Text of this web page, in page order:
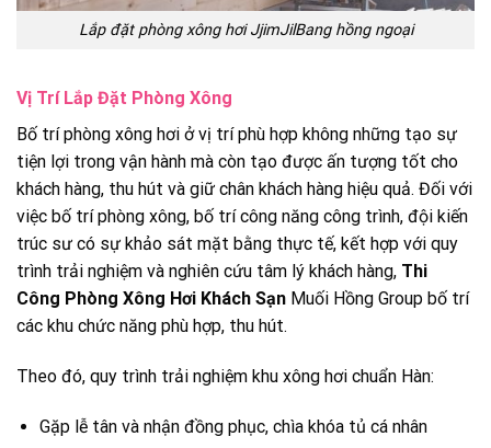
Lắp đặt phòng xông hơi JjimJilBang hồng ngoại
Vị Trí Lắp Đặt Phòng Xông
Bố trí phòng xông hơi ở vị trí phù hợp không những tạo sự
tiện lợi trong vận hành mà còn tạo được ấn tượng tốt cho
khách hàng, thu hút và giữ chân khách hàng hiệu quả. Đối với
việc bố trí phòng xông, bố trí công năng công trình, đội kiến
trúc sư có sự khảo sát mặt bằng thực tế, kết hợp với quy
trình trải nghiệm và nghiên cứu tâm lý khách hàng, Thi
Công Phòng Xông Hơi Khách Sạn Muối Hồng Group bố trí
các khu chức năng phù hợp, thu hút.
Theo đó, quy trình trải nghiệm khu xông hơi chuẩn Hàn:
Gặp lễ tân và nhận đồng phục, chìa khóa tủ cá nhân